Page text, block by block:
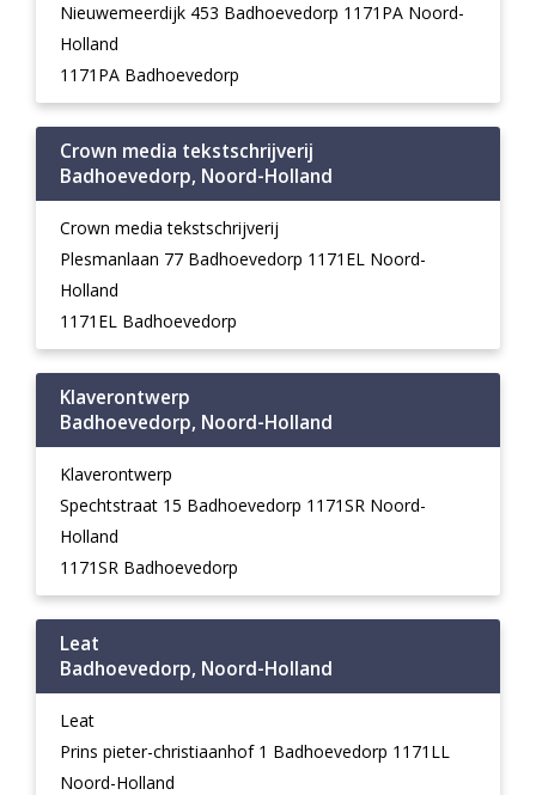
Nieuwemeerdijk 453 Badhoevedorp 1171PA Noord-
Holland
1171PA Badhoevedorp
Crown media tekstschrijverij
Badhoevedorp, Noord-Holland
Crown media tekstschrijverij
Plesmanlaan 77 Badhoevedorp 1171EL Noord-
Holland
1171EL Badhoevedorp
Klaverontwerp
Badhoevedorp, Noord-Holland
Klaverontwerp
Spechtstraat 15 Badhoevedorp 1171SR Noord-
Holland
1171SR Badhoevedorp
Leat
Badhoevedorp, Noord-Holland
Leat
Prins pieter-christiaanhof 1 Badhoevedorp 1171LL
Noord-Holland